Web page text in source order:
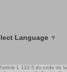
Language ▼
L 122-5 du code de la